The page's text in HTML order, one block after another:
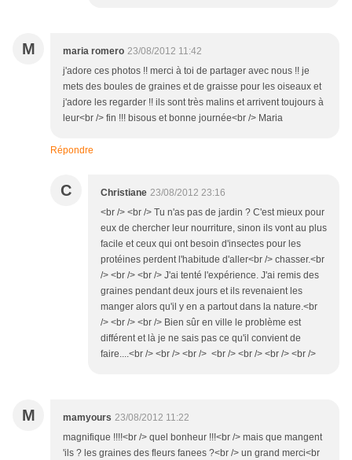
M maria romero 23/08/2012 11:42
j'adore ces photos !! merci à toi de partager avec nous !! je
mets des boules de graines et de graisse pour les oiseaux et
j'adore les regarder !! ils sont très malins et arrivent toujours à
leur<br /> fin !!! bisous et bonne journée<br /> Maria
Répondre
C Christiane 23/08/2012 23:16
<br /> <br /> Tu n'as pas de jardin ? C'est mieux pour
eux de chercher leur nourriture, sinon ils vont au plus
facile et ceux qui ont besoin d'insectes pour les
protéines perdent l'habitude d'aller<br /> chasser.<br
/> <br /> <br /> J'ai tenté l'expérience. J'ai remis des
graines pendant deux jours et ils revenaient les
manger alors qu'il y en a partout dans la nature.<br
/> <br /> <br /> Bien sûr en ville le problème est
différent et là je ne sais pas ce qu'il convient de
faire....<br /> <br /> <br /> <br /> <br /> <br /> <br />
M mamyours 23/08/2012 11:22
magnifique !!!!<br /> quel bonheur !!!<br /> mais que mangent
'ils ? les graines des fleurs fanees ?<br /> un grand merci<br